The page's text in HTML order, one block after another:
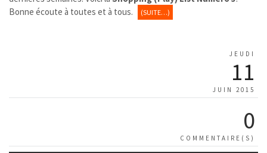
Bonne écoute à toutes et à tous.
(SUITE…)
JEUDI
11
JUIN 2015
0
COMMENTAIRE(S)